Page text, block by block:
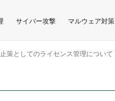
サイバー攻撃 マルウェア対策
策としてのライセンス管理について